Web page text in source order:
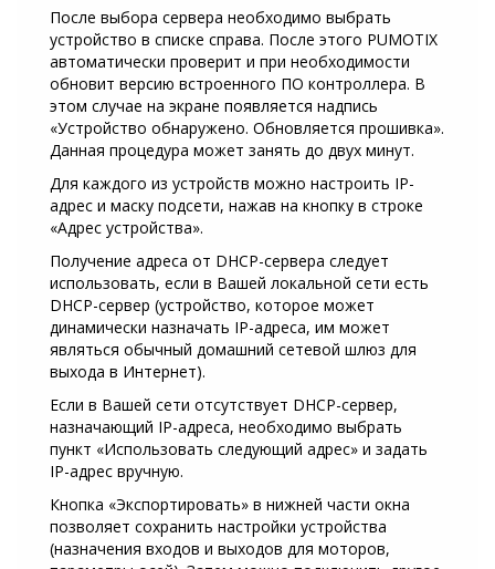
После выбора сервера необходимо выбрать
устройство в списке справа. После этого PUMOTIX
автоматически проверит и при необходимости
обновит версию встроенного ПО контроллера. В
этом случае на экране появляется надпись
«Устройство обнаружено. Обновляется прошивка».
Данная процедура может занять до двух минут.
Для каждого из устройств можно настроить IP-
адрес и маску подсети, нажав на кнопку в строке
«Адрес устройства».
Получение адреса от DHCP-сервера следует
использовать, если в Вашей локальной сети есть
DHCP-сервер (устройство, которое может
динамически назначать IP-адреса, им может
являться обычный домашний сетевой шлюз для
выхода в Интернет).
Если в Вашей сети отсутствует DHCP-сервер,
назначающий IP-адреса, необходимо выбрать
пункт «Использовать следующий адрес» и задать
IP-адрес вручную.
Кнопка «Экспортировать» в нижней части окна
позволяет сохранить настройки устройства
(назначения входов и выходов для моторов,